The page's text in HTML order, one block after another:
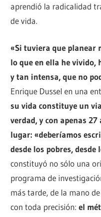
aprendió la radicalidad
de vida.
«Si tuviera que planear
lo que en ella he vivido,
y tan intensa, que no
Enrique Dussel en una
su vida constituye un
verdad, y con apenas
lugar: «deberíamos
desde los pobres,
constituyó no sólo una
programa de
más tarde, de la mano
con toda precisión:el